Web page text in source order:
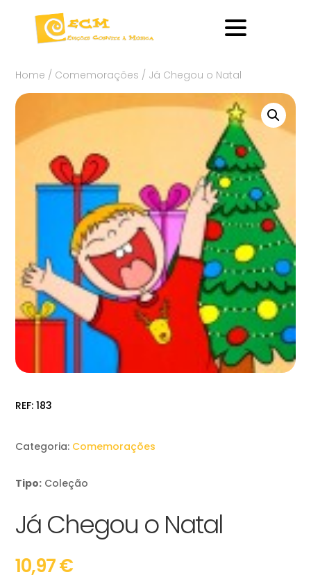
Home / Comemorações / Já Chegou o Natal
REF:183
Categoria: Comemorações
Tipo: Coleção
Já Chegou o Natal
10,97€